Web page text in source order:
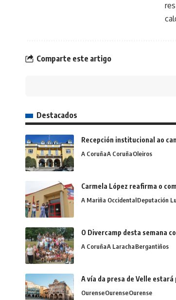
Comparte este artigo
Destacados
Recepción institucional ao
A CoruñaA CoruñaOleiros
Carmela López reafirma o
A Mariña OccidentalDeputación
O Divercamp desta semana
A CoruñaA LarachaBergantiños
A vía da presa de Velle
OurenseOurenseOurense